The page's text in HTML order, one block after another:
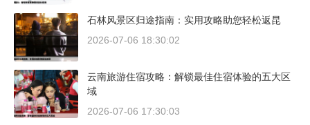
石林风景区归途指南：实用攻略助您轻松返昆
2026-07-06 18:30:02
云南旅游住宿攻略：解锁最佳住宿体验的五大区
域
2026-07-06 17:30:03